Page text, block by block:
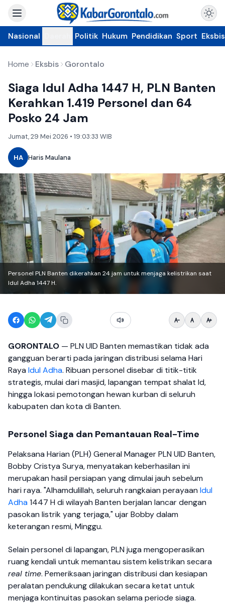
Nasional Politik Hukum Pendidikan Sport Eksbis
Home Eksbis Gorontalo
Siaga Idul Adha 1447 H, PLN Banten
Kerahkan 1.419 Personel dan 64
Posko 24 Jam
Jumat, 29 Mei 2026 • 19:03:33 WIB
HA Haris Maulana
Personel PLN Banten dikerahkan 24 jam untuk menjaga kelistrikan saat
Idul Adha 1447 H.
GORONTALO — PLN UID Banten memastikan tidak ada
gangguan berarti pada jaringan distribusi selama Hari
Raya Idul Adha. Ribuan personel disebar di titik-titik
strategis, mulai dari masjid, lapangan tempat shalat Id,
hingga lokasi pemotongan hewan kurban di seluruh
kabupaten dan kota di Banten.
Personel Siaga dan Pemantauan Real-Time
Pelaksana Harian (PLH) General Manager PLN UID Banten,
Bobby Cristya Surya, menyatakan keberhasilan ini
merupakan hasil persiapan yang dimulai jauh sebelum
hari raya. "Alhamdulillah, seluruh rangkaian perayaan Idul
Adha1447 H di wilayah Banten berjalan lancar dengan
pasokan listrik yang terjaga," ujar Bobby dalam
keterangan resmi, Minggu.
Selain personel di lapangan, PLN juga mengoperasikan
ruang kendali untuk memantau sistem kelistrikan secara
real time. Pemeriksaan jaringan distribusi dan kesiapan
peralatan pendukung dilakukan secara ketat untuk
menjaga kontinuitas pasokan selama periode siaga.